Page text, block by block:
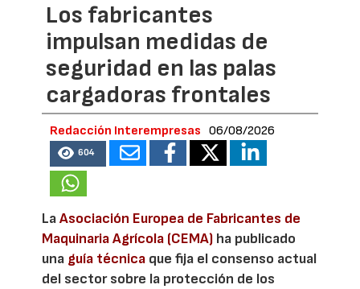
Los fabricantes
impulsan medidas de
seguridad en las palas
cargadoras frontales
Redacción Interempresas 06/08/2026
604
LaAsociación Europea de Fabricantes de
Maquinaria Agrícola (CEMA) ha publicado
una guía técnica que fija el consenso actual
del sector sobre la protección de los